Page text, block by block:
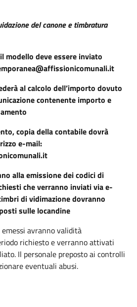
del canone e timbratura
modello deve essere inviato
al calcolo dell’importo dovuto
contenente importo e
copia della contabile dovrà
e-mail:
alla emissione dei codici di
che verranno inviati via e-
di vidimazione dovranno
sulle locandine
avranno validità
richiesto e verranno attivati
Il personale preposto ai controlli
eventuali abusi.